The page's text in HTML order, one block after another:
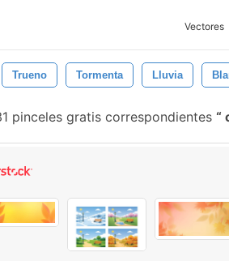
Vectores
Trueno Tormenta Lluvia
pinceles gratis correspondientes